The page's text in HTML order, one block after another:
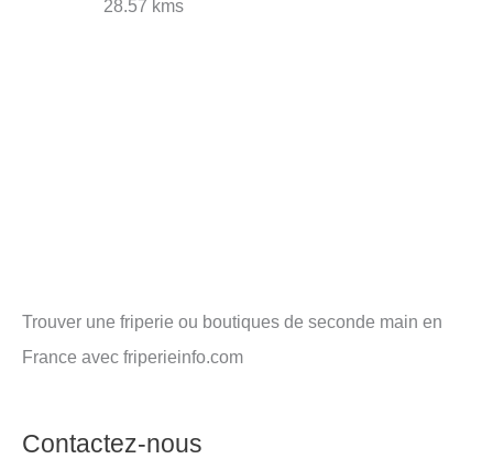
28.57 kms
Trouver une friperie ou boutiques de seconde main en
France avec friperieinfo.com
Contactez-nous